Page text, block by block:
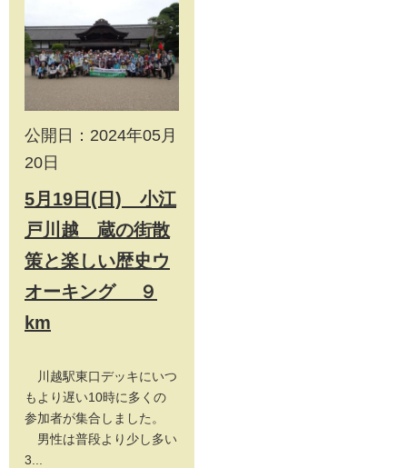
公開日：2024年05月
20日
5月19日(日) 小江
戸川越 蔵の街散
策と楽しい歴史ウ
オーキング ９
km
川越駅東口デッキにいつ
もより遅い10時に多くの
参加者が集合しました。
男性は普段より少し多い
3...